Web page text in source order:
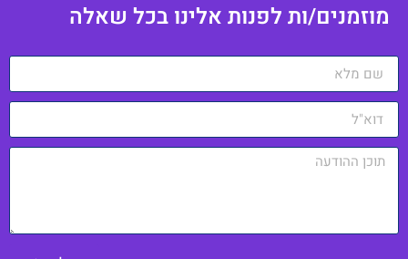
ות לפנות אלינו בכל שאלה